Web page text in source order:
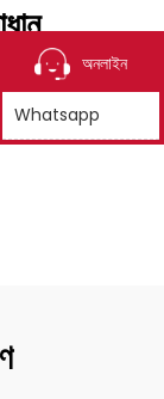
রেলওয়ে, রিটেইনিং
এবং খরচের দিক
অনলাইন
Whatsapp